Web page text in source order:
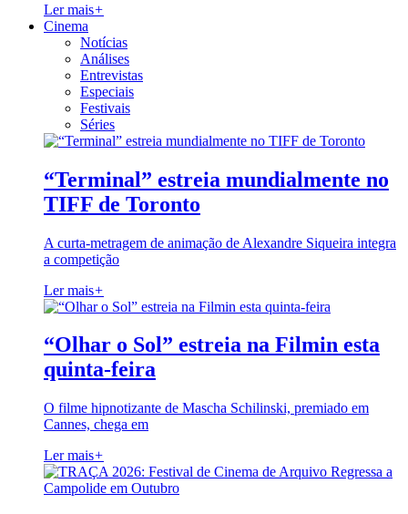
Ler mais+
Cinema
Notícias
Análises
Entrevistas
Especiais
Festivais
Séries
“Terminal” estreia mundialmente no
TIFF de Toronto
A curta-metragem de animação de Alexandre Siqueira integra
a competição
Ler mais+
“Olhar o Sol” estreia na Filmin esta
quinta-feira
O filme hipnotizante de Mascha Schilinski, premiado em
Cannes, chega em
Ler mais+